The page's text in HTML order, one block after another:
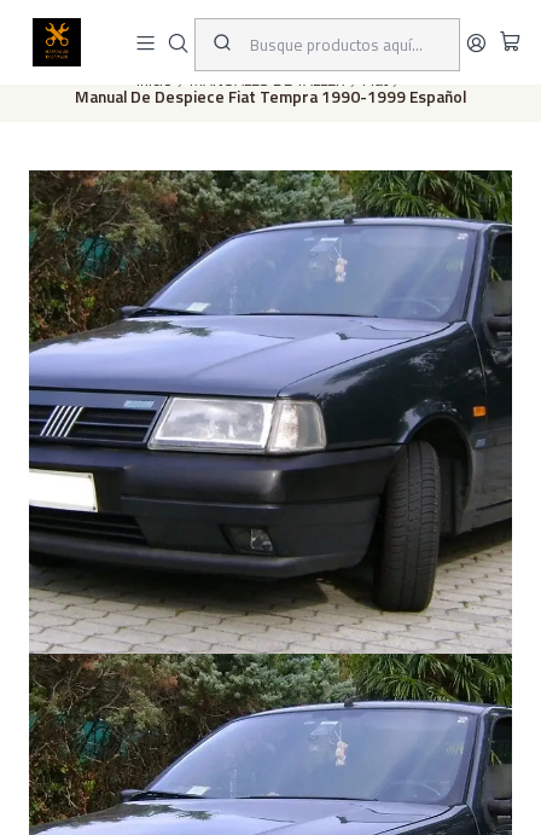
Este es el texto del slide
Inicio MANUALES DE TALLER Fiat
Manual De Despiece Fiat Tempra 1990-1999 Español